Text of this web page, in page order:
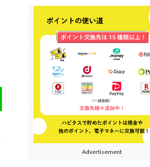
Advertisement